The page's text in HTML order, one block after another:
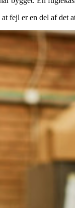
fejl er en del af det